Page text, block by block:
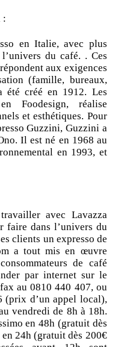
:
en Italie, avec plus
du café. . Ces
aux exigences
(famille, bureaux,
été créé en 1912. Les
Foodesign, réalise
et esthétiques. Pour
Guzzini, Guzzini a
Il est né en 1968 au
en 1993, et
avec Lavazza
faire dans l’univers du
clients un expresso de
a tout mis en œuvre
de café
par internet sur le
au 0810 440 407, ou
(prix d’un appel local),
vendredi de 8h à 18h.
en 48h (gratuit dès
24h (gratuit dès 200€